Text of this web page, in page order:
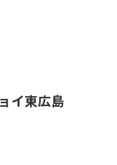
イ東広島